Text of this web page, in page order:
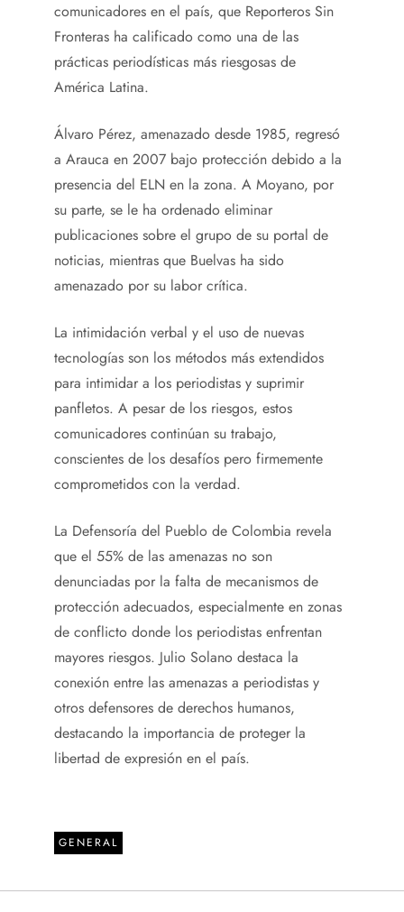
comunicadores en el país, que Reporteros Sin
Fronteras ha calificado como una de las
prácticas periodísticas más riesgosas de
América Latina.
Álvaro Pérez, amenazado desde 1985, regresó
a Arauca en 2007 bajo protección debido a la
presencia del ELN en la zona. A Moyano, por
su parte, se le ha ordenado eliminar
publicaciones sobre el grupo de su portal de
noticias, mientras que Buelvas ha sido
amenazado por su labor crítica.
La intimidación verbal y el uso de nuevas
tecnologías son los métodos más extendidos
para intimidar a los periodistas y suprimir
panfletos. A pesar de los riesgos, estos
comunicadores continúan su trabajo,
conscientes de los desafíos pero firmemente
comprometidos con la verdad.
La Defensoría del Pueblo de Colombia revela
que el 55% de las amenazas no son
denunciadas por la falta de mecanismos de
protección adecuados, especialmente en zonas
de conflicto donde los periodistas enfrentan
mayores riesgos. Julio Solano destaca la
conexión entre las amenazas a periodistas y
otros defensores de derechos humanos,
destacando la importancia de proteger la
libertad de expresión en el país.
GENERAL